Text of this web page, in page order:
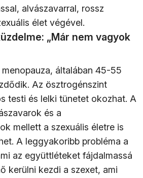
alvászavarral, rossz
élet végével.
„Már nem vagyok
általában 45-55
Az ösztrogénszint
testi és lelki tünetet okozhat. A
és a
mellett a szexuális életre is
A leggyakoribb probléma a
az együttléteket fájdalmassá
kerülni kezdi a szexet, ami